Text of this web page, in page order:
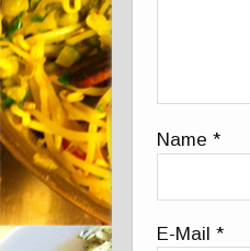
Name*
E-Mail*